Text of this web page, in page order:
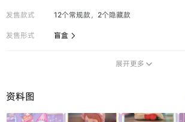
发售款式 12个常规款，2个隐藏款
发售形式 盲盒 
展开更多 
资料图